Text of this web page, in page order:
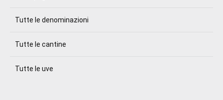
Tutte le denominazioni
Tutte le cantine
Tutte le uve